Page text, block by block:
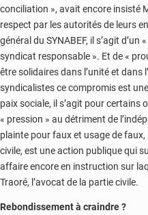
conciliation », avait encore insisté
respect par les autorités de leurs
général du SYNABEF, il s’agit
syndicat responsable ». Et de «
être solidaires dans l’unité et dans
syndicalistes ce compromis est
paix sociale, il s’agit pour certains
« pression » au détriment de
plainte pour faux et usage de
civile, est une action publique qui
affaire encore en instruction sur
Traoré, l’avocat de la partie civile.
Rebondissement à craindre ?